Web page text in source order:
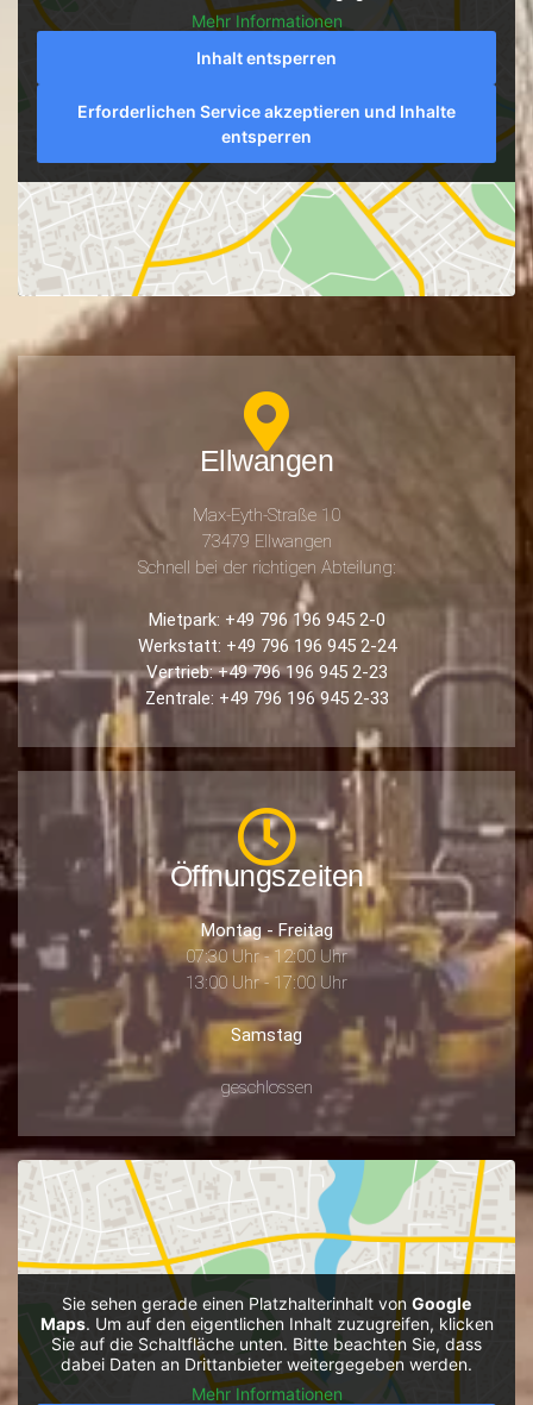
Mehr Informationen
Inhalt entsperren
Erforderlichen Service akzeptieren und Inhalte
entsperren
Ellwangen
Max-Eyth-Straße 10
73479 Ellwangen
Schnell bei der richtigen Abteilung:
Mietpark: +49 796 196 945 2-0
Werkstatt: +49 796 196 945 2-24
Vertrieb: +49 796 196 945 2-23
Zentrale: +49 796 196 945 2-33
Öffnungszeiten
Montag - Freitag
07:30 Uhr - 12:00 Uhr
13:00 Uhr - 17:00 Uhr
Samstag
geschlossen
Sie sehen gerade einen Platzhalterinhalt von Google
Maps. Um auf den eigentlichen Inhalt zuzugreifen, klicken
Sie auf die Schaltfläche unten. Bitte beachten Sie, dass
dabei Daten an Drittanbieter weitergegeben werden.
Mehr Informationen